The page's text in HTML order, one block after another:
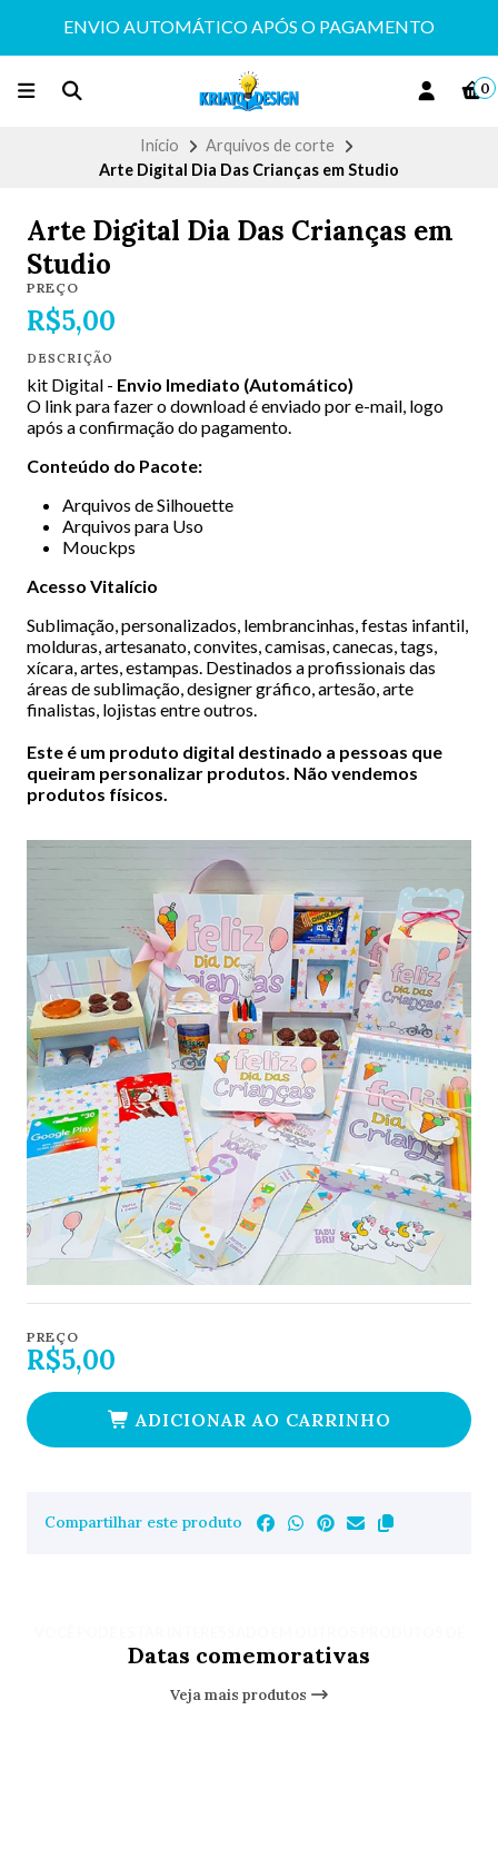
ENVIO AUTOMÁTICO APÓS O PAGAMENTO
0
Início
Arquivos de corte
Arte Digital Dia Das Crianças em Studio
Arte Digital Dia Das Crianças em
Studio
PREÇO
R$5,00
DESCRIÇÃO
kit Digital - Envio Imediato (Automático)
O link para fazer o download é enviado por e-mail, logo
após a confirmação do pagamento.
Conteúdo do Pacote:
Arquivos de Silhouette
Arquivos para Uso
Mouckps
Acesso Vitalício
Sublimação, personalizados, lembrancinhas, festas infantil,
molduras, artesanato, convites, camisas, canecas, tags,
xícara, artes, estampas. Destinados a profissionais das
áreas de sublimação, designer gráfico, artesão, arte
finalistas, lojistas entre outros.
Este é um produto digital destinado a pessoas que
queiram personalizar produtos. Não vendemos
produtos físicos.
PREÇO
R$5,00
ADICIONAR AO CARRINHO
Compartilhar este produto
Datas comemorativas
Veja mais produtos